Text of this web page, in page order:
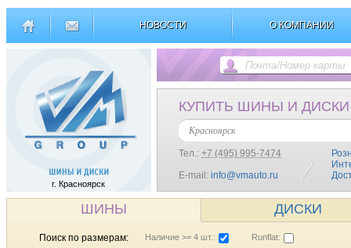
НОВОСТИ О КОМПАНИИ
г. Красноярск
КУПИТЬ ШИНЫ И ДИСКИ
Красноярск
Тел.: +7 (495) 995-7474
E-mail: info@vmauto.ru
ШИНЫ ДИСКИ
Поиск по размерам: Наличие >= 4 шт.: Runflat: